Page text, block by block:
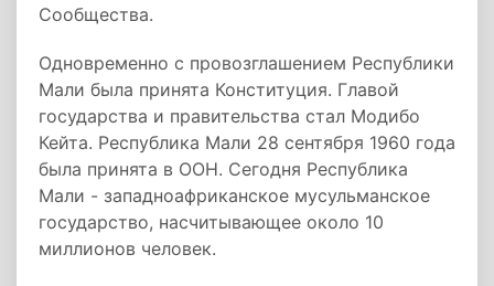
Сообщества.
Одновременно с провозглашением Республики
Мали была принята Конституция. Главой
государства и правительства стал Модибо
Кейта. Республика Мали 28 сентября 1960 года
была принята в ООН. Сегодня Республика
Мали - западноафриканское мусульманское
государство, насчитывающее около 10
миллионов человек.